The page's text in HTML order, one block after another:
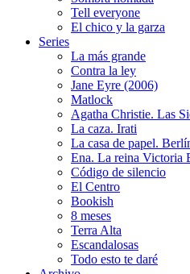
Tell everyone
El chico y la garza
Series
La más grande
Contra la ley
Jane Eyre (2006)
Matlock
Agatha Christie. Las
La caza. Irati
La casa de papel.
Ena. La reina Victoria
Código de silencio
El Centro
Bookish
8 meses
Terra Alta
Escandalosas
Todo esto te daré